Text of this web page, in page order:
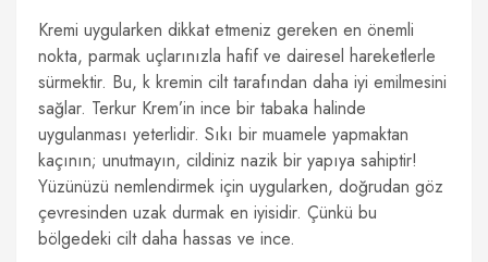
Kremi uygularken dikkat etmeniz gereken en önemli
nokta, parmak uçlarınızla hafif ve dairesel hareketlerle
sürmektir. Bu, k kremin cilt tarafından daha iyi emilmesini
sağlar. Terkur Krem’in ince bir tabaka halinde
uygulanması yeterlidir. Sıkı bir muamele yapmaktan
kaçının; unutmayın, cildiniz nazik bir yapıya sahiptir!
Yüzünüzü nemlendirmek için uygularken, doğrudan göz
çevresinden uzak durmak en iyisidir. Çünkü bu
bölgedeki cilt daha hassas ve ince.